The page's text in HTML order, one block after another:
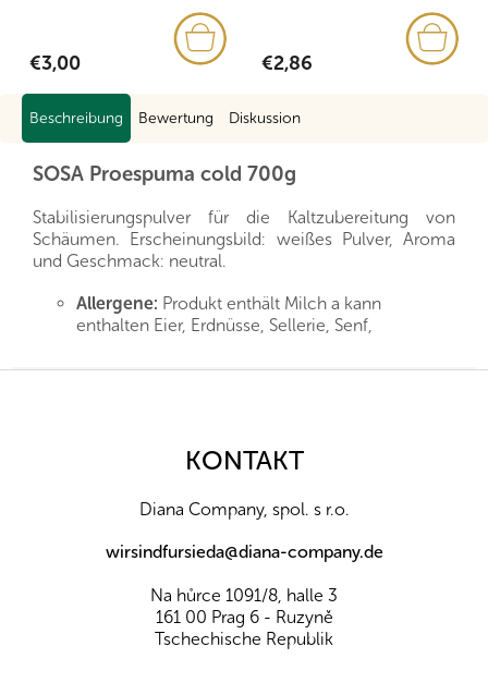
€3,00 €2,86
Beschreibung Bewertung Diskussion
SOSA Proespuma cold 700g
Stabilisierungspulver für die Kaltzubereitung von
Schäumen. Erscheinungsbild: weißes Pulver, Aroma
und Geschmack: neutral.
Allergene: Produkt enthält Milch a kann
enthalten Eier, Erdnüsse, Sellerie, Senf,
und Sulfite, Sojabohnen
Essigsäure (E472a), Mono- und Diglyceride von
Natriumalginat (E401), Guarkernmehl (E412),
Carrageen (E407),Milcheiweiß , Saccharose.
Kann Spuren von Erdnüssen, Eiern, Soja und
Sojaerzeugnissen, Nüssen, Sellerie, Senf, Sesam,
Sulfiten enthalten.
Nutzungshinweise:Stabilisierendes Pulver für
die Kaltzubereitung von Schäumen. Dosierung
50-100g/kg
KONTAKT
Diana Company, spol. s r.o.
wirsindfursieda@diana-company.de
Na hůrce 1091/8, halle 3
161 00 Prag 6 - Ruzyně
Tschechische Republik